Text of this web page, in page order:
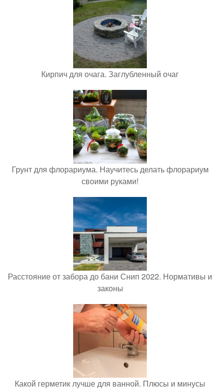
Кирпич для очага. Заглубленный очаг
Грунт для флорариума. Научитесь делать флорариум
своими руками!
Расстояние от забора до бани Снип 2022. Нормативы и
законы
Какой герметик лучше для ванной. Плюсы и минусы